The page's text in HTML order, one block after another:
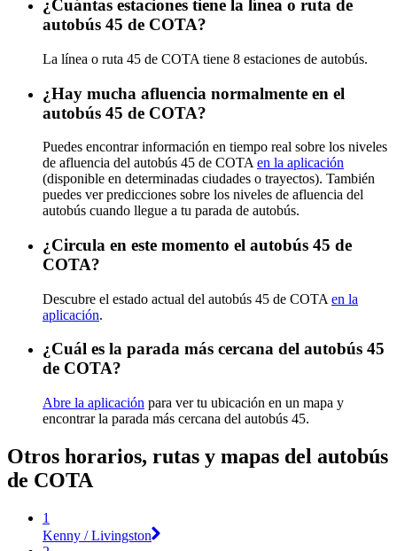
¿Cuántas estaciones tiene la línea o ruta de
autobús 45 de COTA?
La línea o ruta 45 de COTA tiene 8 estaciones de autobús.
¿Hay mucha afluencia normalmente en el
autobús 45 de COTA?
Puedes encontrar información en tiempo real sobre los niveles
de afluencia del autobús 45 de COTA en la aplicación
(disponible en determinadas ciudades o trayectos). También
puedes ver predicciones sobre los niveles de afluencia del
autobús cuando llegue a tu parada de autobús.
¿Circula en este momento el autobús 45 de
COTA?
Descubre el estado actual del autobús 45 de COTA en la
aplicación.
¿Cuál es la parada más cercana del autobús 45
de COTA?
Abre la aplicación para ver tu ubicación en un mapa y
encontrar la parada más cercana del autobús 45.
Otros horarios, rutas y mapas del autobús
de COTA
1
Kenny / Livingston